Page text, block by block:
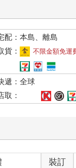
配：本島、離島
貨：
不限金額免運
遞：全球
取：
裝訂